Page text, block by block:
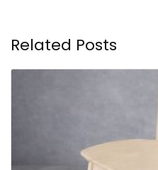
Related Posts